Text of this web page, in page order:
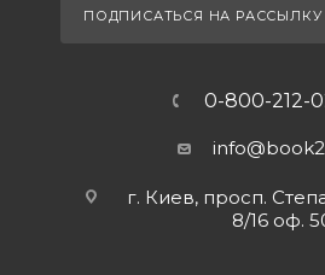
ПОДПИСАТЬСЯ НА РАССЫЛКУ
0-800-212-
г. Киев, просп.
8/16 оф.